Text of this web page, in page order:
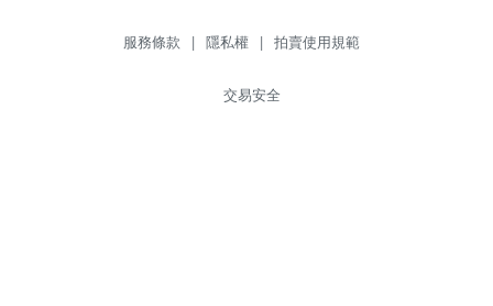
服務條款 | 隱私權 | 拍賣使用規範
交易安全